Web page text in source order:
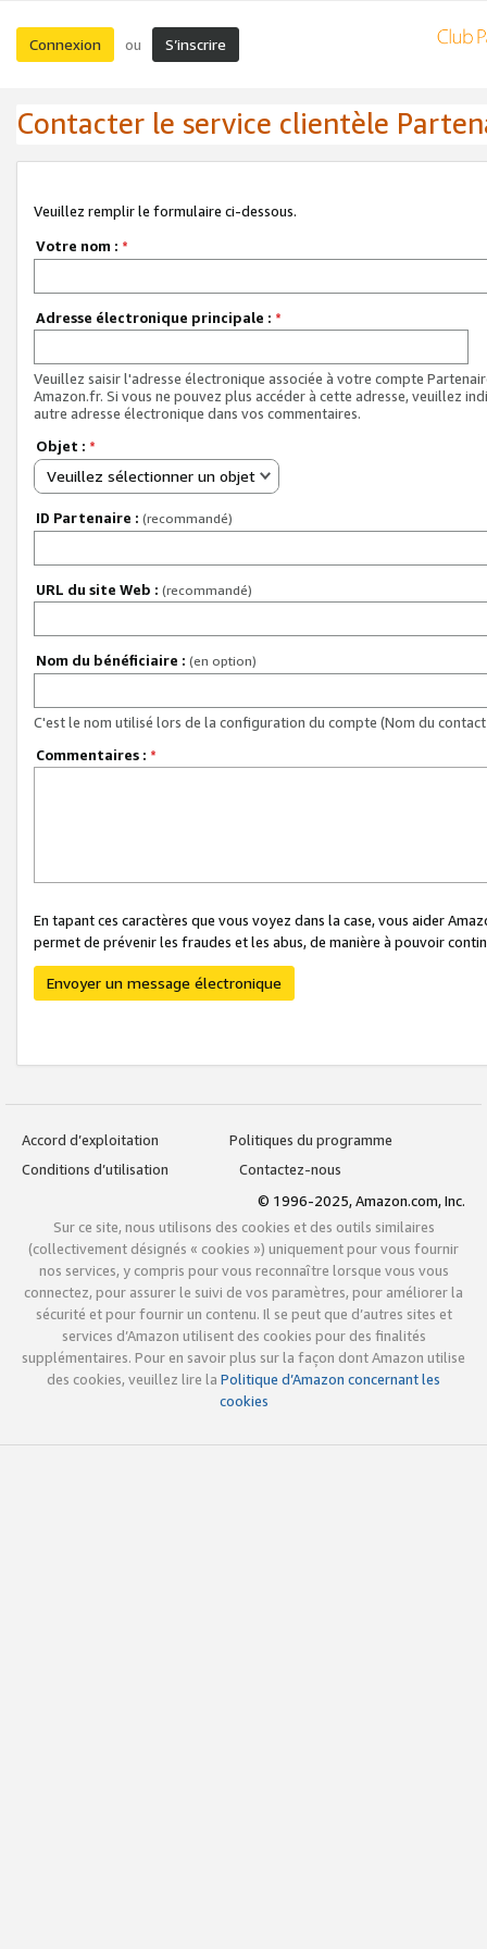
Connexion ou S’inscrire
Contacter le service clientèle
Veuillez remplir le formulaire ci-dessous.
Votre nom : *
Adresse électronique principale : *
Veuillez saisir l'adresse électronique associée à votre compte
Amazon.fr. Si vous ne pouvez plus accéder à cette adresse, veuillez
autre adresse électronique dans vos commentaires.
Objet : *
Veuillez sélectionner un objet
ID Partenaire : (recommandé)
URL du site Web : (recommandé)
Nom du bénéficiaire : (en option)
C'est le nom utilisé lors de la configuration du compte (Nom du
Commentaires : *
En tapant ces caractères que vous voyez dans la case, vous aider
permet de prévenir les fraudes et les abus, de manière à pouvoir
Envoyer un message électronique
Accord d’exploitation
Politiques du programme
Conditions d’utilisation
Contactez-nous
© 1996-2025, Amazon.com, Inc.
Sur ce site, nous utilisons des cookies et des outils similaires
(collectivement désignés « cookies ») uniquement pour vous fournir
nos services, y compris pour vous reconnaître lorsque vous vous
connectez, pour assurer le suivi de vos paramètres, pour améliorer la
sécurité et pour fournir un contenu. Il se peut que d’autres sites et
services d’Amazon utilisent des cookies pour des finalités
supplémentaires. Pour en savoir plus sur la façon dont Amazon utilise
des cookies, veuillez lire la Politique d’Amazon concernant les
cookies